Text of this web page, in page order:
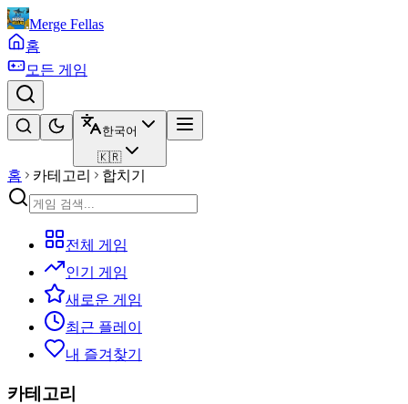
Merge Fellas
홈
모든 게임
한국어
🇰🇷
홈 카테고리 합치기
전체 게임
인기 게임
새로운 게임
최근 플레이
내 즐겨찾기
카테고리